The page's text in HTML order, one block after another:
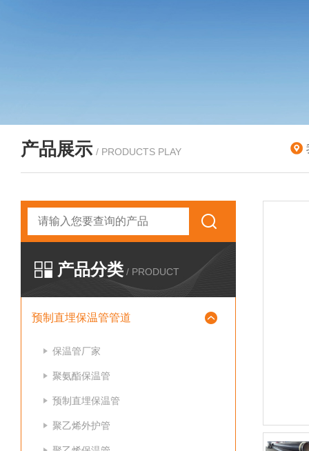
产品展示 / PRODUCTS PLAY
产品分类 / PRODUCT
预制直埋保温管管道
保温管厂家
聚氨酯保温管
预制直埋保温管
聚乙烯外护管